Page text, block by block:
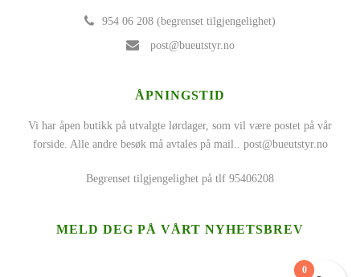
954 06 208 (begrenset tilgjengelighet)
post@bueutstyr.no
ÅPNINGSTID
Vi har åpen butikk på utvalgte lørdager, som vil være postet på vår
forside. Alle andre besøk må avtales på mail.. post@bueutstyr.no
Begrenset tilgjengelighet på tlf 95406208
MELD DEG PÅ VÅRT NYHETSBREV
0